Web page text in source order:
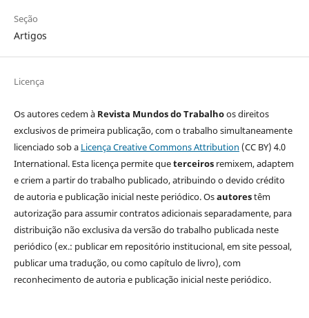
Seção
Artigos
Licença
Os autores cedem à Revista Mundos do Trabalhoos direitos
exclusivos de primeira publicação, com o trabalho simultaneamente
licenciado sob a Licença Creative Commons Attribution (CC BY) 4.0
International. Esta licença permite queterceirosremixem, adaptem
e criem a partir do trabalho publicado, atribuindo o devido crédito
de autoria e publicação inicial neste periódico. Osautorestêm
autorização para assumir contratos adicionais separadamente, para
distribuição não exclusiva da versão do trabalho publicada neste
periódico (ex.: publicar em repositório institucional, em site pessoal,
publicar uma tradução, ou como capítulo de livro), com
reconhecimento de autoria e publicação inicial neste periódico.